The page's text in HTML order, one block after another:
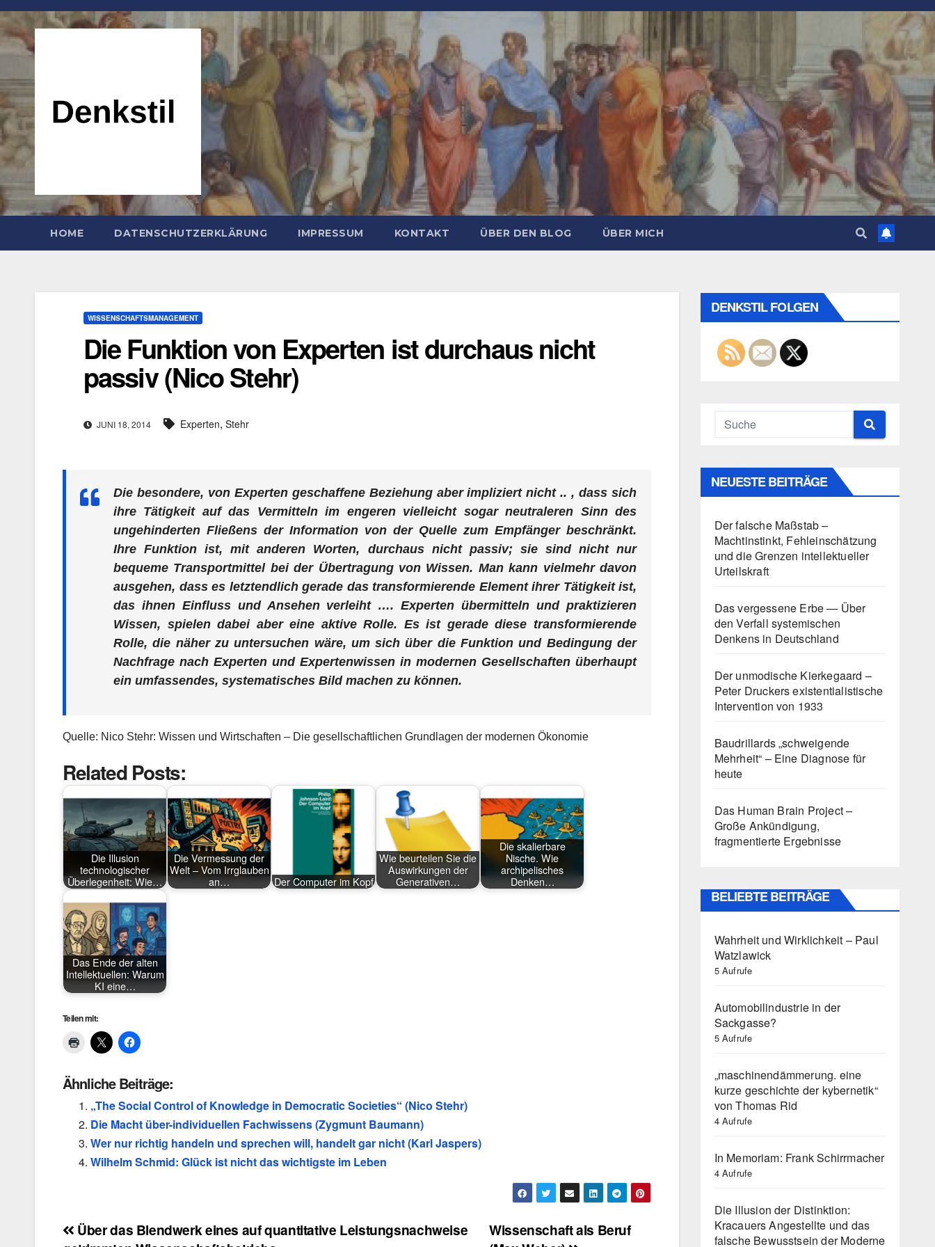
Zum
Inhalt
springen
HOME DATENSCHUTZERKLÄRUNG IMPRESSUM KONTAKT ÜBER DEN BLOG ÜBER MICH
WISSENSCHAFTSMANAGEMENT
Die Funktion von Experten ist durchaus nicht
passiv (Nico Stehr)
JUNI 18, 2014 Experten, Stehr
Die besondere, von Experten geschaffene Beziehung aber impliziert nicht .. , dass sich
ihre Tätigkeit auf das Vermitteln im engeren vielleicht sogar neutraleren Sinn des
ungehinderten Fließens der Information von der Quelle zum Empfänger beschränkt.
Ihre Funktion ist, mit anderen Worten, durchaus nicht passiv; sie sind nicht nur
bequeme Transportmittel bei der Übertragung von Wissen. Man kann vielmehr davon
ausgehen, dass es letztendlich gerade das transformierende Element ihrer Tätigkeit ist,
das ihnen Einfluss und Ansehen verleiht …. Experten übermitteln und praktizieren
Wissen, spielen dabei aber eine aktive Rolle. Es ist gerade diese transformierende
Rolle, die näher zu untersuchen wäre, um sich über die Funktion und Bedingung der
Nachfrage nach Experten und Expertenwissen in modernen Gesellschaften überhaupt
ein umfassendes, systematisches Bild machen zu können.
Quelle: Nico Stehr: Wissen und Wirtschaften – Die gesellschaftlichen Grundlagen der modernen Ökonomie
Related Posts:
Die Illusion
technologischer
Überlegenheit: Wie…
Die Vermessung der
Welt – Vom Irrglauben
an…
Der Computer im Kopf
Wie beurteilen Sie die
Auswirkungen der
Generativen…
Die skalierbare
Nische. Wie
archipelisches
Denken…
Das Ende der alten
Intellektuellen: Warum
KI eine…
Teilen mit:
Ähnliche Beiträge:
„The Social Control of Knowledge in Democratic Societies“ (Nico Stehr)
Die Macht über-individuellen Fachwissens (Zygmunt Baumann)
Wer nur richtig handeln und sprechen will, handelt gar nicht (Karl Jaspers)
Wilhelm Schmid: Glück ist nicht das wichtigste im Leben
Beitragsnavigation
Wissenschaft als Beruf
Über das Blendwerk eines auf quantitative Leistungsnachweise
DENKSTIL FOLGEN
NEUESTE BEITRÄGE
Der falsche Maßstab –
Machtinstinkt, Fehleinschätzung
und die Grenzen intellektueller
Urteilskraft
Das vergessene Erbe — Über
den Verfall systemischen
Denkens in Deutschland
Der unmodische Kierkegaard –
Peter Druckers existentialistische
Intervention von 1933
Baudrillards „schweigende
Mehrheit“ – Eine Diagnose für
heute
Das Human Brain Project –
Große Ankündigung,
fragmentierte Ergebnisse
BELIEBTE BEITRÄGE
Wahrheit und Wirklichkeit – Paul
Watzlawick
5 Aufrufe
Automobilindustrie in der
Sackgasse?
5 Aufrufe
„maschinendämmerung. eine
kurze geschichte der kybernetik“
von Thomas Rid
4 Aufrufe
In Memoriam: Frank Schirrmacher
4 Aufrufe
Die Illusion der Distinktion:
Kracauers Angestellte und das
falsche Bewusstsein der Moderne